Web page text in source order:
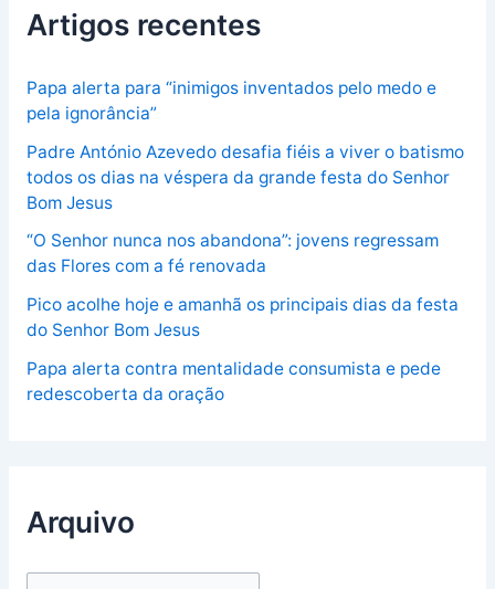
Artigos recentes
Papa alerta para “inimigos inventados pelo medo e
pela ignorância”
Padre António Azevedo desafia fiéis a viver o batismo
todos os dias na véspera da grande festa do Senhor
Bom Jesus
“O Senhor nunca nos abandona”: jovens regressam
das Flores com a fé renovada
Pico acolhe hoje e amanhã os principais dias da festa
do Senhor Bom Jesus
Papa alerta contra mentalidade consumista e pede
redescoberta da oração
Arquivo